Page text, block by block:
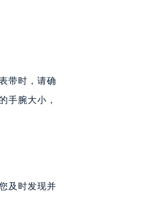
带时，请确
手腕大小，
及时发现并